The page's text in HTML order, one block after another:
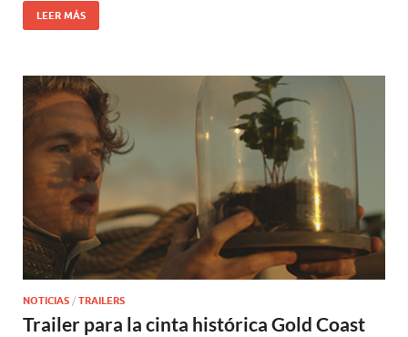
LEER MÁS
NOTICIAS / TRAILERS
Trailer para la cinta histórica Gold Coast